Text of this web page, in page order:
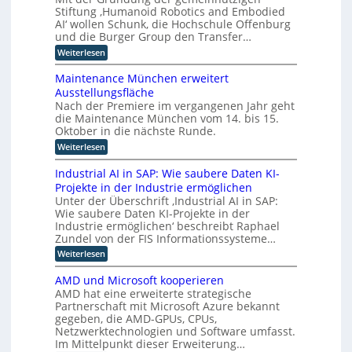
t
e
l
l
i
g
e
n
z
z
u
o
p
t
i
m
i
e
r
e
n
L
o
g
u
s
t
r
e
z
u
s
c
h
e
Z
e
t
i
f
i
z
i
e
r
u
n
g
s
v
e
r
f
a
h
r
e
n
t
r
i
e
4
.
0
r
i
c
h
t
e
t
o
k
u
s
a
u
f
i
n
d
u
s
t
r
i
e
d
u
s
t
r
i
e
l
e
r
K
I
E
n
t
w
i
k
l
u
n
g
u
n
d
r
e
a
l
Stiftung ‚Humanoid Robotics and Embodied
AI‘ wollen Schunk, die Hochschule Offenburg
und die Burger Group den Transfer…
Weiterlesen:
S
i
f
t
u
n
g
f
ü
r
h
u
m
a
n
o
i
d
e
R
o
b
o
t
i
k
Maintenance München erweitert
Ausstellungsfläche
Nach der Premiere im vergangenen Jahr geht
die Maintenance München vom 14. bis 15.
Oktober in die nächste Runde.
Weiterlesen:
M
a
i
n
t
e
n
a
n
c
e
M
n
c
h
e
n
Industrial AI in SAP: Wie saubere Daten KI-
Projekte in der Industrie ermöglichen
Unter der Überschrift ‚Industrial AI in SAP:
Wie saubere Daten KI-Projekte in der
Industrie ermöglichen‘ beschreibt Raphael
Zundel von der FIS Informationssysteme…
Weiterlesen:
I
n
d
u
s
t
r
i
AMD und Microsoft kooperieren
AMD hat eine erweiterte strategische
Partnerschaft mit Microsoft Azure bekannt
gegeben, die AMD-GPUs, CPUs,
Netzwerktechnologien und Software umfasst.
Im Mittelpunkt dieser Erweiterung…